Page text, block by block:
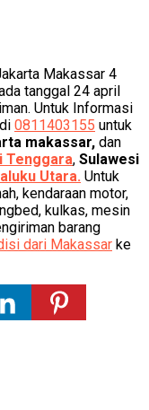
Makassar 4
tanggal 24 april
Untuk Informasi
0811403155 untuk
makassar, dan
Tenggara, Sulawesi
Utara. Untuk
kendaraan motor,
kulkas, mesin
barang
dari Makassar ke